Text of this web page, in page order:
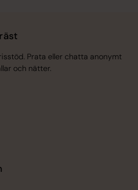
Prata eller chatta anonymt
och nätter.